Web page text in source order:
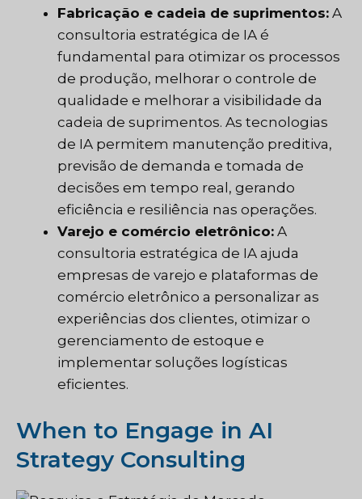
Fabricação e cadeia de suprimentos: A
consultoria estratégica de IA é
fundamental para otimizar os processos
de produção, melhorar o controle de
qualidade e melhorar a visibilidade da
cadeia de suprimentos. As tecnologias
de IA permitem manutenção preditiva,
previsão de demanda e tomada de
decisões em tempo real, gerando
eficiência e resiliência nas operações.
Varejo e comércio eletrônico: A
consultoria estratégica de IA ajuda
empresas de varejo e plataformas de
comércio eletrônico a personalizar as
experiências dos clientes, otimizar o
gerenciamento de estoque e
implementar soluções logísticas
eficientes.
When to Engage in AI
Strategy Consulting